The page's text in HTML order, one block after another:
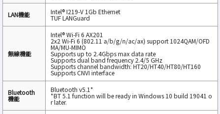
LAN機能 Intel® I219-V 1Gb Ethernet
TUF LANGuard
無線機能
Intel® Wi-Fi 6 AX201
2x2 Wi-Fi 6 (802.11 a/b/g/n/ac/ax) support 1024QAM/OFD
MA/MU-MIMO
Supports up to 2.4Gbps max data rate
Supports dual band frequency 2.4/5 GHz
Supports channel bandwidth: HT20/HT40/HT80/HT160
Supports CNVI interface
Bluetooth
機能
Bluetooth v5.1*
*BT 5.1 function will be ready in Windows 10 build 19041 o
r later.